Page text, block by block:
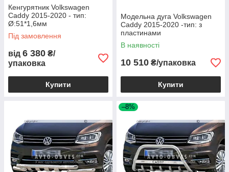
Кенгурятник Volkswagen
Caddy 2015-2020 - тип:
Ø:51*1,6мм
Під замовлення
від 6 380 ₴/
упаковка
Купити
Модельна дуга Volkswagen
Caddy 2015-2020 -тип: з
пластинами
В наявності
10 510 ₴/упаковка
Купити
–8%